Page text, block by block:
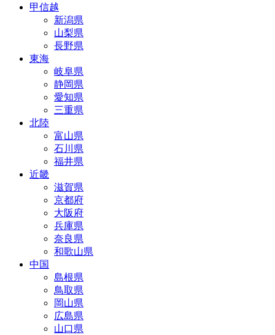
甲信越
新潟県
山梨県
長野県
東海
岐阜県
静岡県
愛知県
三重県
北陸
富山県
石川県
福井県
近畿
滋賀県
京都府
大阪府
兵庫県
奈良県
和歌山県
中国
島根県
鳥取県
岡山県
広島県
山口県